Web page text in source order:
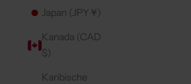
Japan (JPY ¥)
Kanada (CAD
$)
Karibische